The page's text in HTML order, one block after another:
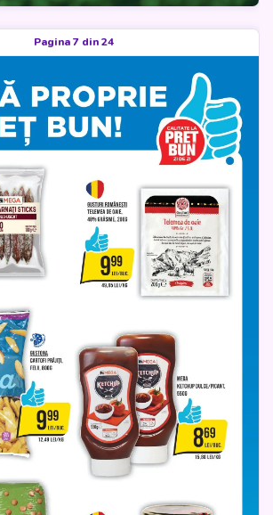
Pagina 7 din 24